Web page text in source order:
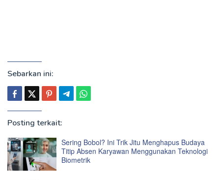
Sebarkan ini:
Posting terkait:
Sering Bobol? Ini Trik Jitu Menghapus Budaya
Titip Absen Karyawan Menggunakan Teknologi
Biometrik